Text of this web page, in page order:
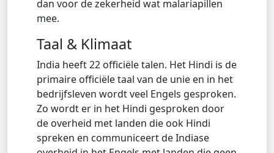
dan voor de zekerheid wat malariapillen
mee.
Taal & Klimaat
India heeft 22 officiële talen. Het Hindi is de
primaire officiële taal van de unie en in het
bedrijfsleven wordt veel Engels gesproken.
Zo wordt er in het Hindi gesproken door
de overheid met landen die ook Hindi
spreken en communiceert de Indiase